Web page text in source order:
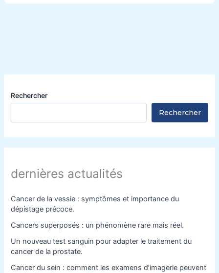
Rechercher
Rechercher
dernières actualités
Cancer de la vessie : symptômes et importance du
dépistage précoce.
Cancers superposés : un phénomène rare mais réel.
Un nouveau test sanguin pour adapter le traitement du
cancer de la prostate.
Cancer du sein : comment les examens d’imagerie peuvent